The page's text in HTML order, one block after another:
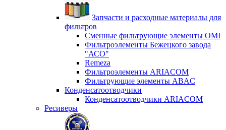
Запчасти и расходные материалы для
фильтров
Сменные фильтрующие элементы OMI
Фильтроэлементы Бежецкого завода
"АСО"
Remeza
Фильтроэлементы ARIACOM
Фильтрующие элементы ABAC
Конденсатоотводчики
Конденсатоотводчики ARIACOM
Ресиверы